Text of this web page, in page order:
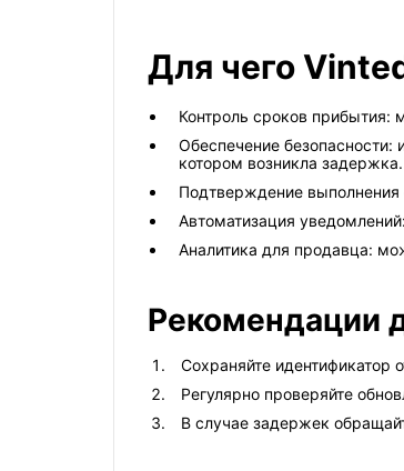
Для чего
Контроль сроков прибытия:
Обеспечение
котором возникла задержка.
Подтверждение выполнения
Автоматизация
Аналитика для продавца:
Рекомендации
Сохраняйте идентификатор
Регулярно проверяйте
В случае задержек